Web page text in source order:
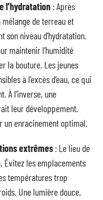
l’hydratation : Après
mélange de terreau et
son niveau d’hydratation.
maintenir l’humidité
la bouture. Les jeunes
à l’excès d’eau, ce qui
À l’inverse, une
leur développement.
un enracinement optimal.
extrêmes : Le lieu de
Évitez les emplacements
températures trop
Une lumière douce,